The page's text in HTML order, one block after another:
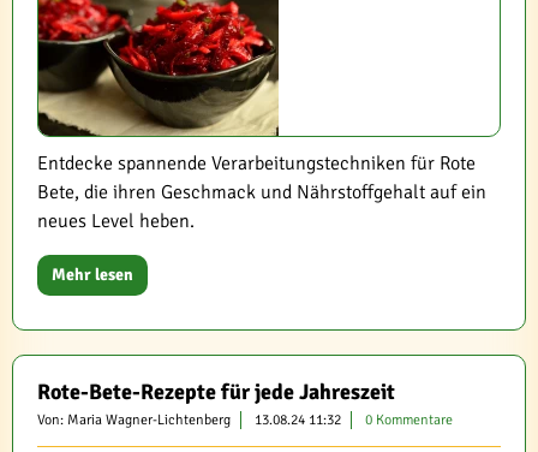
Entdecke spannende Verarbeitungstechniken für Rote
Bete, die ihren Geschmack und Nährstoffgehalt auf ein
neues Level heben.
Mehr lesen
Rote-Bete-Rezepte für jede Jahreszeit
Von: Maria Wagner-Lichtenberg 13.08.24 11:32 0 Kommentare